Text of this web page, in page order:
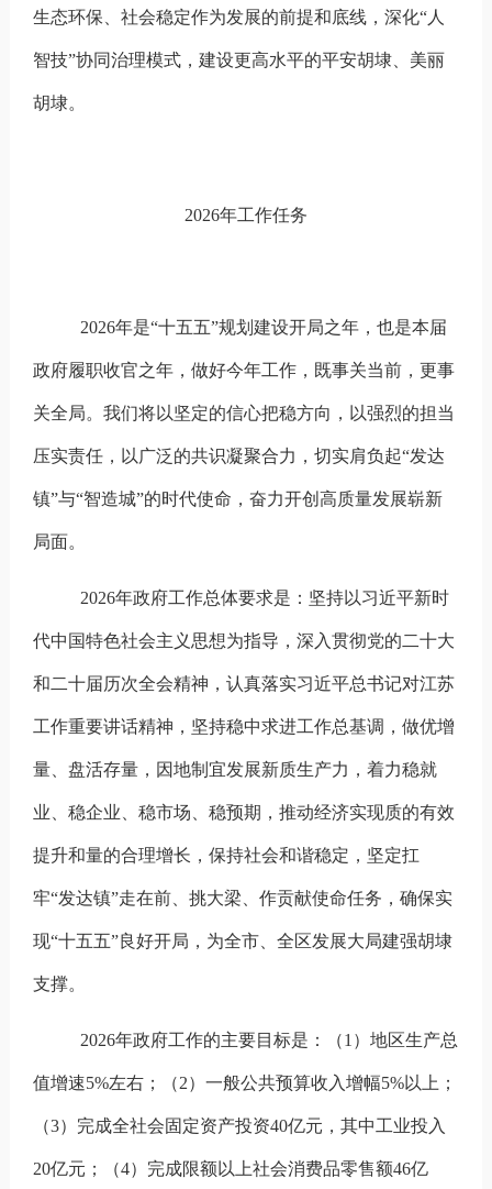
生态环保、社会稳定作为发展的前提和底线，深化“人
智技”协同治理模式，建设更高水平的平安胡埭、美丽
胡埭。
2026年工作任务
2026年是“十五五”规划建设开局之年，也是本届
政府履职收官之年，做好今年工作，既事关当前，更事
关全局。我们将以坚定的信心把稳方向，以强烈的担当
压实责任，以广泛的共识凝聚合力，切实肩负起“发达
镇”与“智造城”的时代使命，奋力开创高质量发展崭新
局面。
2026年政府工作总体要求是： 坚持以习近平新时
代中国特色社会主义思想为指导，深入贯彻党的二十大
和二十届历次全会精神，认真落实习近平总书记对江苏
工作重要讲话精神，坚持稳中求进工作总基调，做优增
量、盘活存量，因地制宜发展新质生产力，着力稳就
业、稳企业、稳市场、稳预期，推动经济实现质的有效
提升和量的合理增长，保持社会和谐稳定，坚定扛
牢“发达镇”走在前、挑大梁、作贡献使命任务，确保实
现“十五五”良好开局，为全市、全区发展大局建强胡埭
支撑。
2026年政府工作的主要目标是： （1）地区生产总
值增速5%左右；（2）一般公共预算收入增幅5%以上；
（3）完成全社会固定资产投资40亿元，其中工业投入
20亿元；（4）完成限额以上社会消费品零售额46亿